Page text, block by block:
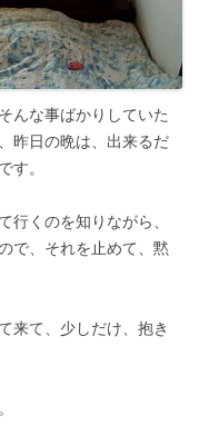
んな事ばかりしていた
昨日の晩は、出来るだ
す。
行くのを知りながら、
で、それを止めて、黙
来て、少しだけ、抱き